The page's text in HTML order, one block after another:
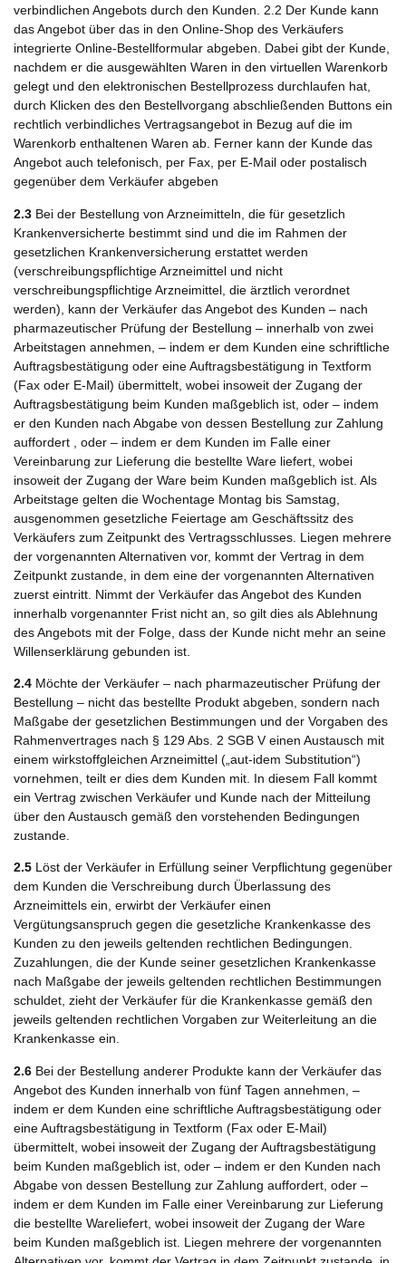
verbindlichen Angebots durch den Kunden. 2.2 Der Kunde kann
das Angebot über das in den Online-Shop des Verkäufers
integrierte Online-Bestellformular abgeben. Dabei gibt der Kunde,
nachdem er die ausgewählten Waren in den virtuellen Warenkorb
gelegt und den elektronischen Bestellprozess durchlaufen hat,
durch Klicken des den Bestellvorgang abschließenden Buttons ein
rechtlich verbindliches Vertragsangebot in Bezug auf die im
Warenkorb enthaltenen Waren ab. Ferner kann der Kunde das
Angebot auch telefonisch, per Fax, per E-Mail oder postalisch
gegenüber dem Verkäufer abgeben
2.3 Bei der Bestellung von Arzneimitteln, die für gesetzlich
Krankenversicherte bestimmt sind und die im Rahmen der
gesetzlichen Krankenversicherung erstattet werden
(verschreibungspflichtige Arzneimittel und nicht
verschreibungspflichtige Arzneimittel, die ärztlich verordnet
werden), kann der Verkäufer das Angebot des Kunden – nach
pharmazeutischer Prüfung der Bestellung – innerhalb von zwei
Arbeitstagen annehmen, – indem er dem Kunden eine schriftliche
Auftragsbestätigung oder eine Auftragsbestätigung in Textform
(Fax oder E-Mail) übermittelt, wobei insoweit der Zugang der
Auftragsbestätigung beim Kunden maßgeblich ist, oder – indem
er den Kunden nach Abgabe von dessen Bestellung zur Zahlung
auffordert , oder – indem er dem Kunden im Falle einer
Vereinbarung zur Lieferung die bestellte Ware liefert, wobei
insoweit der Zugang der Ware beim Kunden maßgeblich ist. Als
Arbeitstage gelten die Wochentage Montag bis Samstag,
ausgenommen gesetzliche Feiertage am Geschäftssitz des
Verkäufers zum Zeitpunkt des Vertragsschlusses. Liegen mehrere
der vorgenannten Alternativen vor, kommt der Vertrag in dem
Zeitpunkt zustande, in dem eine der vorgenannten Alternativen
zuerst eintritt. Nimmt der Verkäufer das Angebot des Kunden
innerhalb vorgenannter Frist nicht an, so gilt dies als Ablehnung
des Angebots mit der Folge, dass der Kunde nicht mehr an seine
Willenserklärung gebunden ist.
2.4 Möchte der Verkäufer – nach pharmazeutischer Prüfung der
Bestellung – nicht das bestellte Produkt abgeben, sondern nach
Maßgabe der gesetzlichen Bestimmungen und der Vorgaben des
Rahmenvertrages nach § 129 Abs. 2 SGB V einen Austausch mit
einem wirkstoffgleichen Arzneimittel („aut-idem Substitution“)
vornehmen, teilt er dies dem Kunden mit. In diesem Fall kommt
ein Vertrag zwischen Verkäufer und Kunde nach der Mitteilung
über den Austausch gemäß den vorstehenden Bedingungen
zustande.
2.5 Löst der Verkäufer in Erfüllung seiner Verpflichtung gegenüber
dem Kunden die Verschreibung durch Überlassung des
Arzneimittels ein, erwirbt der Verkäufer einen
Vergütungsanspruch gegen die gesetzliche Krankenkasse des
Kunden zu den jeweils geltenden rechtlichen Bedingungen.
Zuzahlungen, die der Kunde seiner gesetzlichen Krankenkasse
nach Maßgabe der jeweils geltenden rechtlichen Bestimmungen
schuldet, zieht der Verkäufer für die Krankenkasse gemäß den
jeweils geltenden rechtlichen Vorgaben zur Weiterleitung an die
Krankenkasse ein.
2.6 Bei der Bestellung anderer Produkte kann der Verkäufer das
Angebot des Kunden innerhalb von fünf Tagen annehmen, –
indem er dem Kunden eine schriftliche Auftragsbestätigung oder
eine Auftragsbestätigung in Textform (Fax oder E-Mail)
übermittelt, wobei insoweit der Zugang der Auftragsbestätigung
beim Kunden maßgeblich ist, oder – indem er den Kunden nach
Abgabe von dessen Bestellung zur Zahlung auffordert, oder –
indem er dem Kunden im Falle einer Vereinbarung zur Lieferung
die bestellte Wareliefert, wobei insoweit der Zugang der Ware
beim Kunden maßgeblich ist. Liegen mehrere der vorgenannten